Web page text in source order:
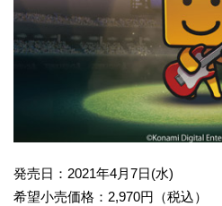
発売日：2021年4月7日(水)
希望小売価格：2,970円（税込）